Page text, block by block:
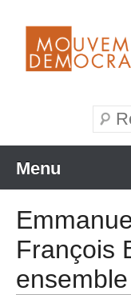
contenu
Menu
François